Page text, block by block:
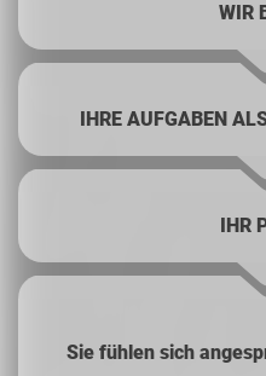
WIR
IHRE AUFGABEN
IHR
Sie fühlen sich